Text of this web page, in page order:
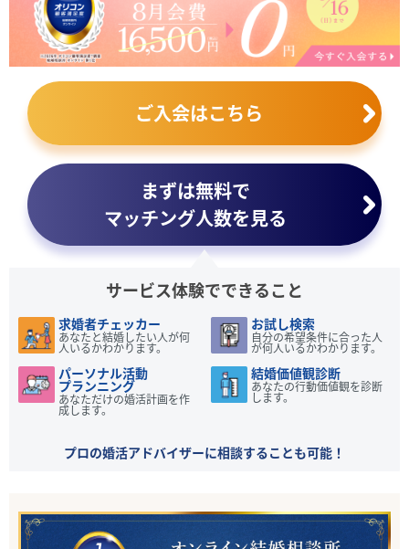
まずは無料で
マッチング人数を見る
ご入会はこちら
サービス体験でできること
求婚者チェッカー
あなたと結婚したい人が何
人いるかわかります。
お試し検索
自分の希望条件に合った人
が何人いるかわかります。
パーソナル活動
プランニング
あなただけの婚活計画を作
成します。
結婚価値観診断
あなたの行動価値観を診断
します。
プロの婚活アドバイザーに相談することも可能！